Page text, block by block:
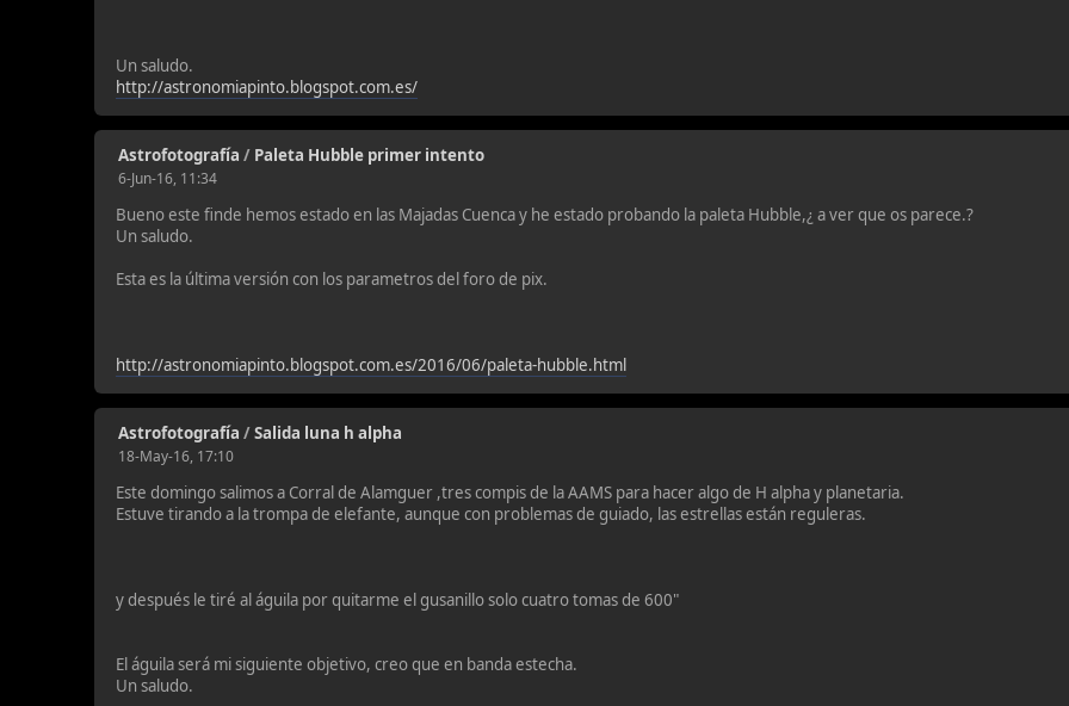
Un saludo.
http://astronomiapinto.blogspot.com.es/
Astrofotografía / Paleta Hubble primer intento
6-Jun-16, 11:34
Bueno este finde hemos estado en las Majadas Cuenca y he estado probando la paleta Hubble,¿ a ver que os parece.?
Un saludo.
Esta es la última versión con los parametros del foro de pix.
http://astronomiapinto.blogspot.com.es/2016/06/paleta-hubble.html
Astrofotografía /Salida luna h alpha
18-May-16, 17:10
Este domingo salimos a Corral de Alamguer ,tres compis de la AAMS para hacer algo de H alpha y planetaria.
Estuve tirando a la trompa de elefante, aunque con problemas de guiado, las estrellas están reguleras.
y después le tiré al águila por quitarme el gusanillo solo cuatro tomas de 600"
El águila será mi siguiente objetivo, creo que en banda estecha.
Un saludo.